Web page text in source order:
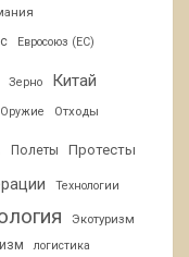
Евросоюз (ЕС)
Зерно Китай
Оружие Отходы
Полеты Протесты
Технологии
Экотуризм
логистика